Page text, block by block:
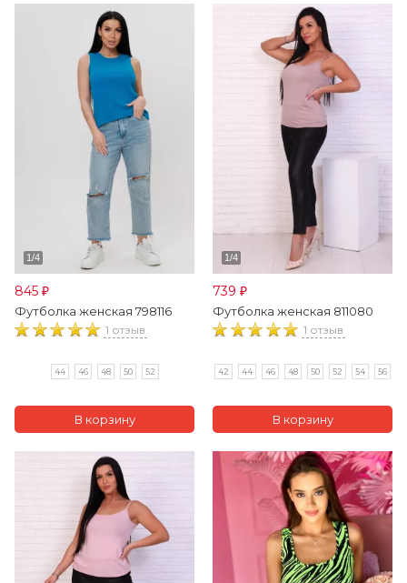
845 ₽
Футболка женская 798116
1 отзыв
44 46 48 50 52
739 ₽
Футболка женская 811080
1 отзыв
42 44 46 48 50 52 54 56